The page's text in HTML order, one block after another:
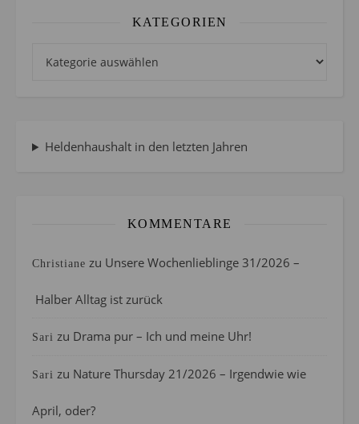
KATEGORIEN
Heldenhaushalt in den letzten Jahren
KOMMENTARE
Christiane zu Unsere Wochenlieblinge 31/2026 –
Halber Alltag ist zurück
Sari zu Drama pur – Ich und meine Uhr!
Sari zu Nature Thursday 21/2026 – Irgendwie wie
April, oder?